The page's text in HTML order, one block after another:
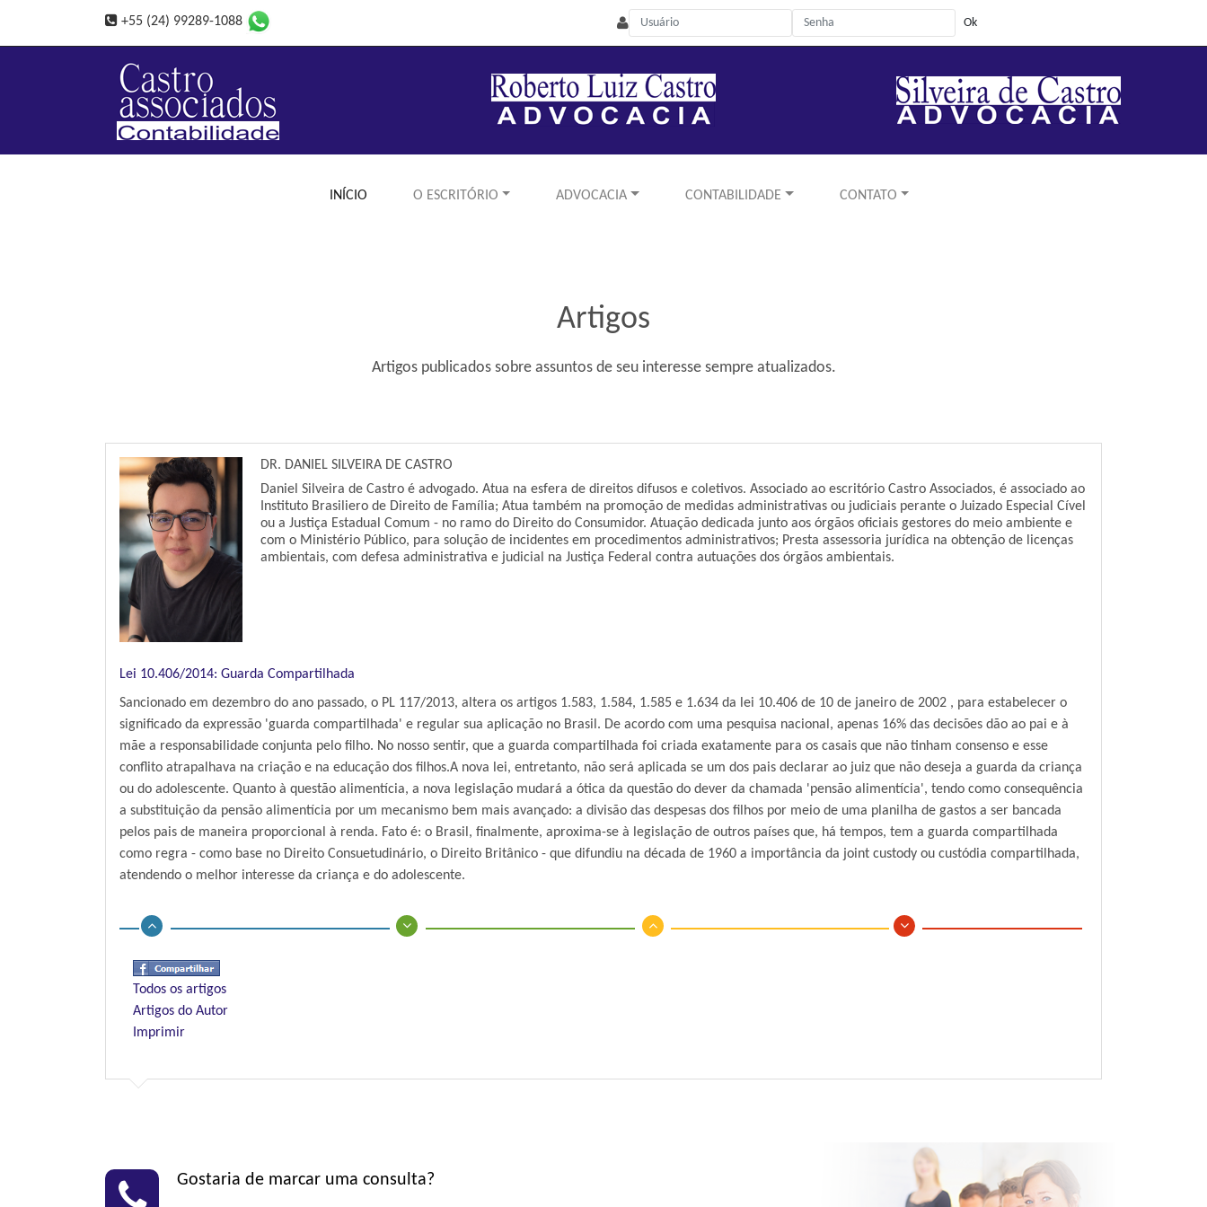
+55 (24) 99289-1088
INÍCIO O ESCRITÓRIO ADVOCACIA CONTABILIDADE CONTATO
Artigos
Artigos publicados sobre assuntos de seu interesse sempre atualizados.
DR. DANIEL SILVEIRA DE CASTRO
Daniel Silveira de Castro é advogado. Atua na esfera de direitos difusos e coletivos. Associado ao escritório Castro Associados, é associado ao
Instituto Brasiliero de Direito de Família; Atua também na promoção de medidas administrativas ou judiciais perante o Juizado Especial Cível
ou a Justiça Estadual Comum - no ramo do Direito do Consumidor. Atuação dedicada junto aos órgãos oficiais gestores do meio ambiente e
com o Ministério Público, para solução de incidentes em procedimentos administrativos; Presta assessoria jurídica na obtenção de licenças
ambientais, com defesa administrativa e judicial na Justiça Federal contra autuações dos órgãos ambientais.
Lei 10.406/2014: Guarda Compartilhada
Sancionado em dezembro do ano passado, o PL 117/2013, altera os artigos 1.583, 1.584, 1.585 e 1.634 da lei 10.406 de 10 de janeiro de 2002 , para estabelecer o
significado da expressão 'guarda compartilhada' e regular sua aplicação no Brasil. De acordo com uma pesquisa nacional, apenas 16% das decisões dão ao pai e à
mãe a responsabilidade conjunta pelo filho. No nosso sentir, que a guarda compartilhada foi criada exatamente para os casais que não tinham consenso e esse
conflito atrapalhava na criação e na educação dos filhos.A nova lei, entretanto, não será aplicada se um dos pais declarar ao juiz que não deseja a guarda da criança
ou do adolescente. Quanto à questão alimentícia, a nova legislação mudará a ótica da questão do dever da chamada 'pensão alimentícia', tendo como consequência
a substituição da pensão alimentícia por um mecanismo bem mais avançado: a divisão das despesas dos filhos por meio de uma planilha de gastos a ser bancada
pelos pais de maneira proporcional à renda. Fato é: o Brasil, finalmente, aproxima-se à legislação de outros países que, há tempos, tem a guarda compartilhada
como regra - como base no Direito Consuetudinário, o Direito Britânico - que difundiu na década de 1960 a importância da joint custody ou custódia compartilhada,
atendendo o melhor interesse da criança e do adolescente.
Todos os artigos
Artigos do Autor
Imprimir
Gostaria de marcar uma consulta?